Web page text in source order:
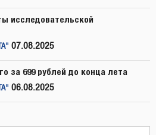
исследовательской
07.08.2025
за 699 рублей до конца лета
06.08.2025